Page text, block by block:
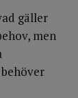
gäller
men